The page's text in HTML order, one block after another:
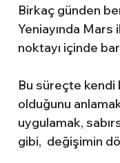
Birkaç günden
Yeniayında
noktayı içinde
Bu süreçte kendi
olduğunu
uygulamak,
gibi,  değişimin